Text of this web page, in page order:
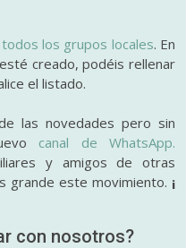
los grupos locales. En
creado, podéis rellenar
el listado.
las novedades pero sin
canal de WhatsApp.
y amigos de otras
grande este movimiento. ¡
con nosotros?